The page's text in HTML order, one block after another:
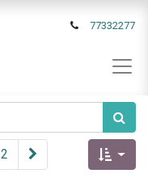
77332277
2